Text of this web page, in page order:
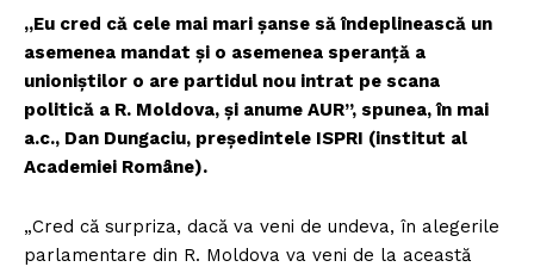
„Eu cred că cele mai mari șanse să îndeplinească un
asemenea mandat și o asemenea speranță a
unioniștilor o are partidul nou intrat pe scana
politică a R. Moldova, și anume AUR”, spunea, în mai
a.c., Dan Dungaciu, președintele ISPRI (institut al
Academiei Române).
„Cred că surpriza, dacă va veni de undeva, în alegerile
parlamentare din R. Moldova va veni de la această